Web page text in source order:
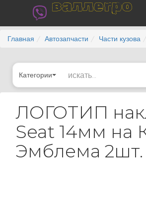
валлегро
Главная Автозапчасти Части кузова
Категории
ЛОГОТИП
Seat 14мм на
Эмблема 2шт.